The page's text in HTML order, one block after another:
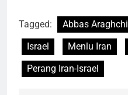
Tagged: Abbas Araghchi
Israel
Menlu Iran
Perang Iran-Israel